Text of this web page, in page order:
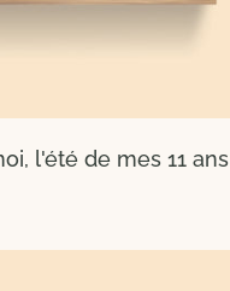
l'été de mes 11 ans